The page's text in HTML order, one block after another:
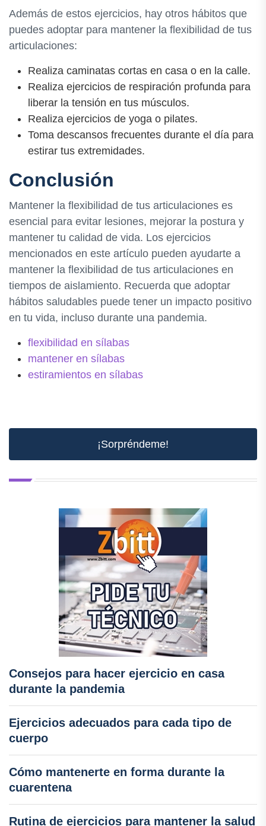
Además de estos ejercicios, hay otros hábitos que
puedes adoptar para mantener la flexibilidad de tus
articulaciones:
Realiza caminatas cortas en casa o en la calle.
Realiza ejercicios de respiración profunda para
liberar la tensión en tus músculos.
Realiza ejercicios de yoga o pilates.
Toma descansos frecuentes durante el día para
estirar tus extremidades.
Conclusión
Mantener la flexibilidad de tus articulaciones es
esencial para evitar lesiones, mejorar la postura y
mantener tu calidad de vida. Los ejercicios
mencionados en este artículo pueden ayudarte a
mantener la flexibilidad de tus articulaciones en
tiempos de aislamiento. Recuerda que adoptar
hábitos saludables puede tener un impacto positivo
en tu vida, incluso durante una pandemia.
flexibilidad en sílabas
mantener en sílabas
estiramientos en sílabas
¡Sorpréndeme!
Consejos para hacer ejercicio en casa
durante la pandemia
Ejercicios adecuados para cada tipo de
cuerpo
Cómo mantenerte en forma durante la
cuarentena
Rutina de ejercicios para mantener la salud